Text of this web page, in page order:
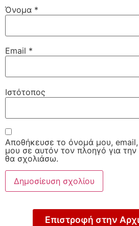
Όνομα *
Email *
Ιστότοπος
Αποθήκευσε το όνομά μου, email,
μου σε αυτόν τον πλοηγό για
θα σχολιάσω.
Επιστροφή στην